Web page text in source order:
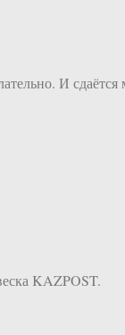
И
KAZPOST.